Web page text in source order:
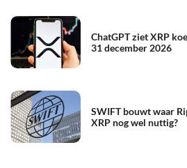
ChatGPT ziet XRP
31 december 2026
SWIFT bouwt waar
XRP nog wel nuttig?